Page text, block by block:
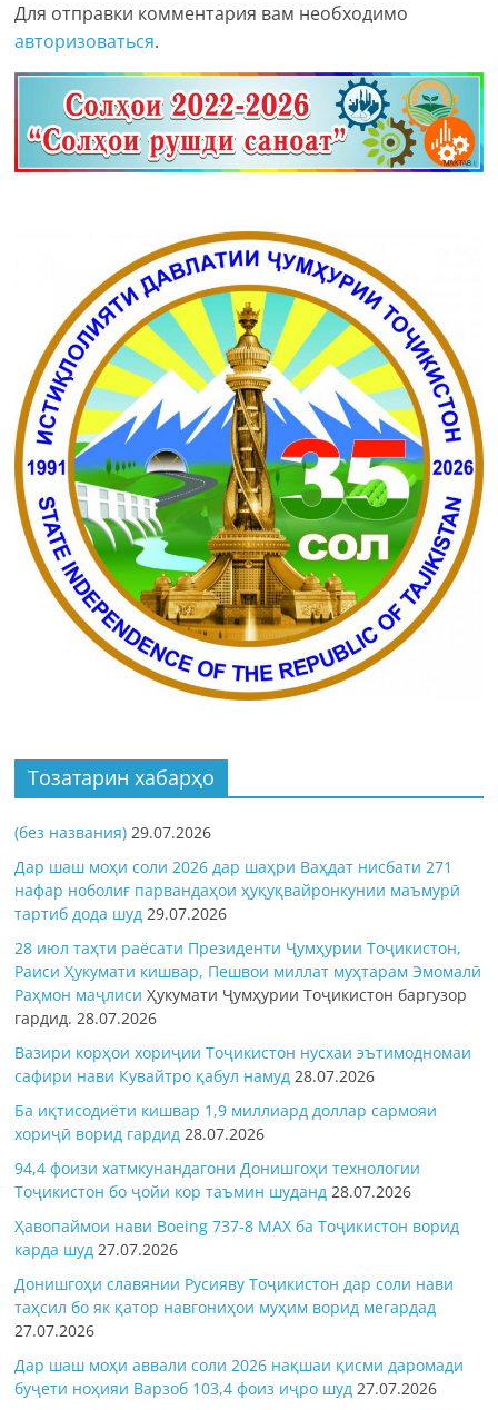
Для отправки комментария вам необходимо
авторизоваться.
Тозатарин хабарҳо
(без названия) 29.07.2026
Дар шаш моҳи соли 2026 дар шаҳри Ваҳдат нисбати 271
нафар ноболиғ парвандаҳои ҳуқуқвайронкунии маъмурӣ
тартиб дода шуд 29.07.2026
28 июл таҳти раёсати Президенти Ҷумҳурии Тоҷикистон,
Раиси Ҳукумати кишвар, Пешвои миллат муҳтарам Эмомалӣ
Раҳмон маҷлисиҲукумати Ҷумҳурии Тоҷикистон баргузор
гардид. 28.07.2026
Вазири корҳои хориҷии Тоҷикистон нусхаи эътимодномаи
сафири нави Кувайтро қабул намуд 28.07.2026
Ба иқтисодиёти кишвар 1,9 миллиард доллар сармояи
хориҷӣ ворид гардид 28.07.2026
94,4 фоизи хатмкунандагони Донишгоҳи технологии
Тоҷикистон бо ҷойи кор таъмин шуданд 28.07.2026
Ҳавопаймои нави Boeing 737-8 MAX ба Тоҷикистон ворид
карда шуд 27.07.2026
Донишгоҳи славянии Русияву Тоҷикистон дар соли нави
таҳсил бо як қатор навгониҳои муҳим ворид мегардад
27.07.2026
Дар шаш моҳи аввали соли 2026 нақшаи қисми даромади
буҷети ноҳияи Варзоб 103,4 фоиз иҷро шуд 27.07.2026